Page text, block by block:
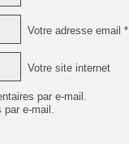
Votre adresse email *
Votre site internet
par e-mail.
par e-mail.